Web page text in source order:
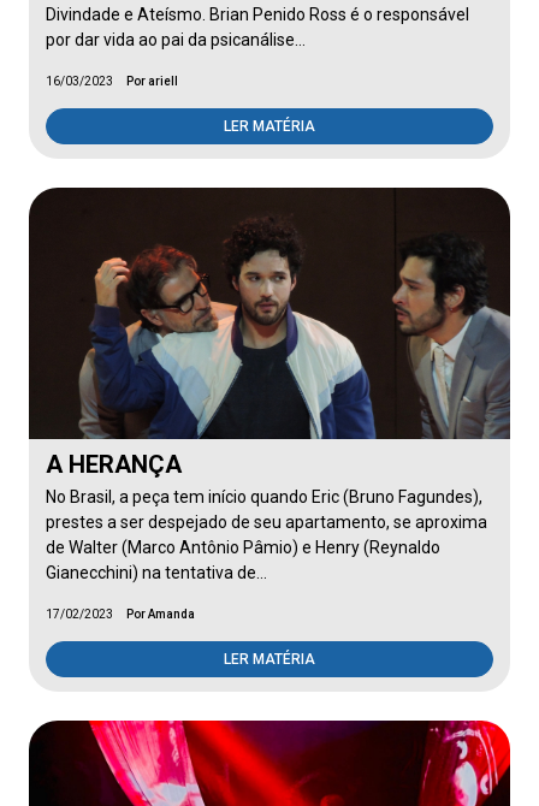
Divindade e Ateísmo. Brian Penido Ross é o responsável
por dar vida ao pai da psicanálise…
16/03/2023 Por ariell
LER MATÉRIA
A HERANÇA
No Brasil, a peça tem início quando Eric (Bruno Fagundes),
prestes a ser despejado de seu apartamento, se aproxima
de Walter (Marco Antônio Pâmio) e Henry (Reynaldo
Gianecchini) na tentativa de…
17/02/2023 Por Amanda
LER MATÉRIA